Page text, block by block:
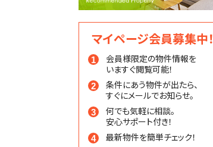
マイページ会員募集中！
会員様限定の物件情報を
いますぐ閲覧可能！
条件にあう物件が出たら、
すぐにメールでお知らせ。
何でも気軽に相談。
安心サポート付き！
最新物件を簡単チェック！